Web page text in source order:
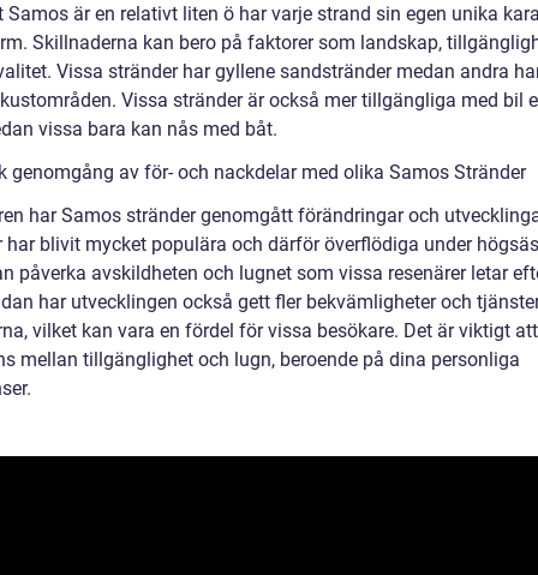
Samos är en relativt liten ö har varje strand sin egen unika
Skillnaderna kan bero på faktorer som landskap,
Vissa stränder har gyllene sandstränder medan andra
Vissa stränder är också mer tillgängliga med bil
vissa bara kan nås med båt.
genomgång av för- och nackdelar med olika Samos Stränder
har Samos stränder genomgått förändringar och
har blivit mycket populära och därför överflödiga under
påverka avskildheten och lugnet som vissa resenärer letar
har utvecklingen också gett fler bekvämligheter och
vilket kan vara en fördel för vissa besökare. Det är viktigt
mellan tillgänglighet och lugn, beroende på dina personliga